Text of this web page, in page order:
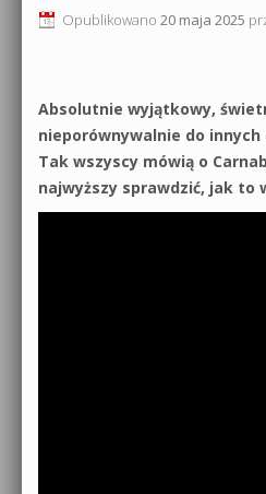
Opublikowano 20 maja 2025
Absolutnie wyjątkowy,
nieporównywalnie do
Tak wszyscy mówią o
najwyższy sprawdzić, jak to